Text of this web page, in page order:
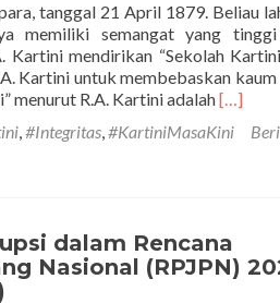
tanggal 21 April 1879. Beliau
memiliki semangat yang
Kartini mendirikan “Sekolah
Kartini untuk membebaskan
menurut R.A. Kartini adalah
dengan
[…]
,#Integritas,#KartiniMasaKini
dalam Rencana
Nasional (RPJPN)